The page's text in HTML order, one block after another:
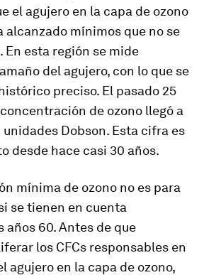
el agujero en la capa de ozono
alcanzado mínimos que no se
En esta región se mide
del agujero, con lo que se
preciso. El pasado 25
de ozono llegó a
unidades Dobson. Esta cifra es
desde hace casi 30 años.
mínima de ozono no es para
se tienen en cuenta
años 60. Antes de que
los CFCs responsables en
agujero en la capa de ozono,